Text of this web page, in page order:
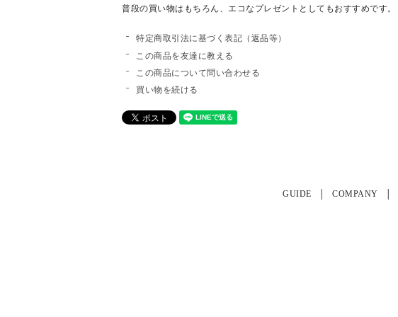
普段の買い物はもちろん、エコなプレゼントとしてもおすすめです。
特定商取引法に基づく表記（返品等）
この商品を友達に教える
この商品について問い合わせる
買い物を続ける
GUIDE COMPANY